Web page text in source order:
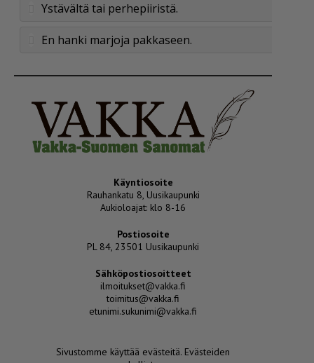
Ystävältä tai perhepiiristä.
En hanki marjoja pakkaseen.
Käyntiosoite
Rauhankatu 8, Uusikaupunki
Aukioloajat: klo 8-16
Postiosoite
PL 84, 23501 Uusikaupunki
Sähköpostiosoitteet
ilmoitukset@vakka.fi
toimitus@vakka.fi
etunimi.sukunimi@vakka.fi
Sivustomme käyttää evästeitä. Evästeiden